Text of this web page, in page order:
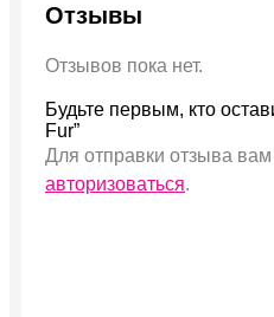
Отзывы
Отзывов пока нет.
Будьте первым, кто
Fur”
Для отправки отзыва
авторизоваться.